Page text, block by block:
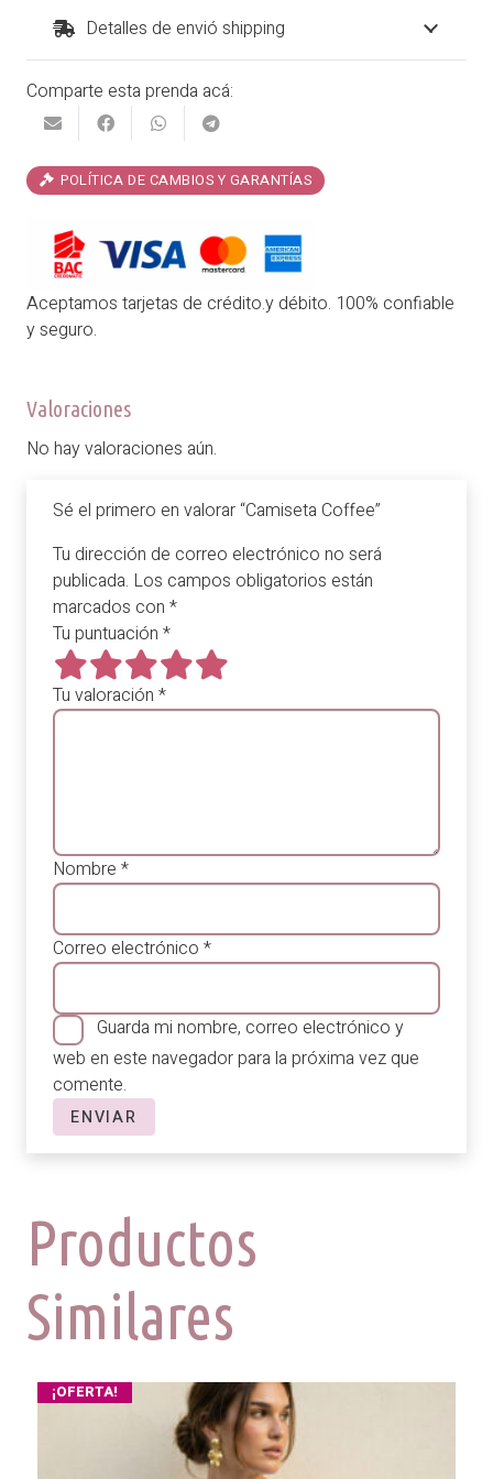
Detalles de envió shipping
Comparte esta prenda acá:
POLÍTICA DE CAMBIOS Y GARANTÍAS
Aceptamos tarjetas de crédito.y débito. 100% confiable
y seguro.
Valoraciones
No hay valoraciones aún.
Sé el primero en valorar “Camiseta Coffee”
Tu dirección de correo electrónico no será
publicada. Los campos obligatorios están
marcados con *
Tu puntuación *
Tu valoración *
Nombre *
Correo electrónico *
Guarda mi nombre, correo electrónico y
web en este navegador para la próxima vez que
comente.
Productos
Similares
¡OFERTA!